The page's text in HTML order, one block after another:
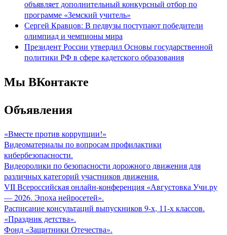
объявляет дополнительный конкурсный отбор по
программе «Земский учитель»
Сергей Кравцов: В педвузы поступают победители
олимпиад и чемпионы мира
Президент России утвердил Основы государственной
политики РФ в сфере кадетского образования
Мы ВКонтакте
Объявления
«Вместе против коррупции!»
Видеоматериалы по вопросам профилактики
кибербезопасности.
Видеоролики по безопасности дорожного движения для
различных категорий участников движения.
VII Всероссийская онлайн-конференция «Августовка Учи.ру
— 2026. Эпоха нейросетей».
Расписание консультаций выпускников 9-х, 11-х классов.
«Праздник детства».
Фонд «Защитники Отечества».